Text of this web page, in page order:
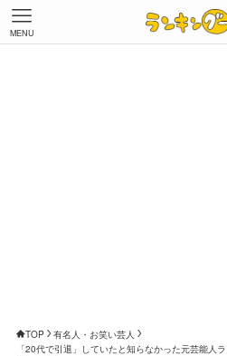
MENU
TOP
有名人・お笑い芸人
「20代で引退」していたと知らなかった元芸能人